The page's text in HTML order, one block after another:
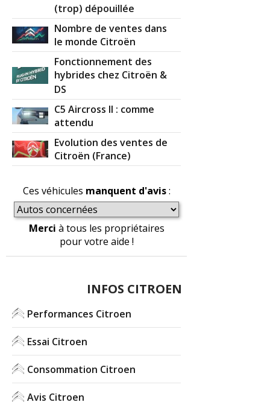
(trop) dépouillée
Nombre de ventes dans
le monde Citroën
Fonctionnement des
hybrides chez Citroën &
DS
C5 Aircross II : comme
attendu
Evolution des ventes de
Citroën (France)
Ces véhicules manquent d'avis:
Merci à tous les propriétaires
pour votre aide !
INFOS CITROEN
Performances Citroen
Essai Citroen
Consommation Citroen
Avis Citroen